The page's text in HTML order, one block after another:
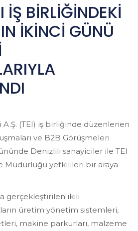
İŞ BİRLİĞİNDEKİ
İKİNCİ GÜNÜ
A.Ş. (TEI) iş birliğinde düzenlenen
ve B2B Görüşmeleri
Denizlili sanayiciler ile TEI
Müdürlüğü yetkilileri bir araya
gerçekleştirilen ikili
üretim yönetim sistemleri,
makine parkurları, malzeme